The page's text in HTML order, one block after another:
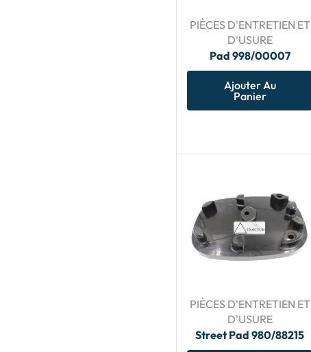
PIÈCES D'ENTRETIEN ET
D'USURE
Pad 998/00007
Ajouter Au
Panier
PIÈCES D'ENTRETIEN ET
D'USURE
Street Pad 980/88215